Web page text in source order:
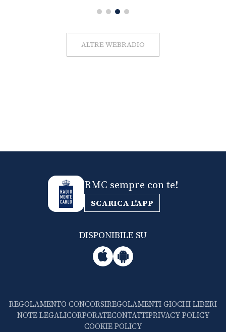
ALTRE WEBRADIO
RMC sempre con te!
SCARICA L'APP
DISPONIBILE SU
REGOLAMENTO CONCORSIREGOLAMENTI GIOCHI LIBERI
NOTE LEGALICORPORATECONTATTIPRIVACY POLICY
COOKIE POLICY